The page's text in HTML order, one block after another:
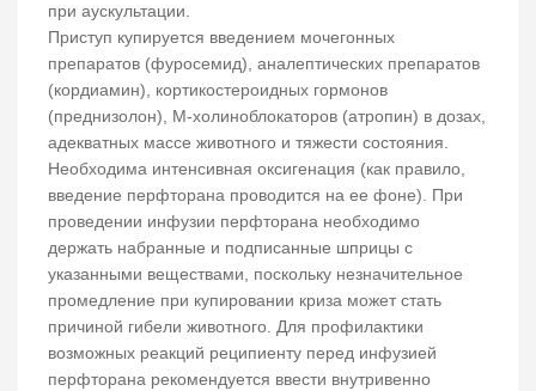
при аускультации.
Приступ купируется введением мочегонных
препаратов (фуросемид), аналептических препаратов
(кордиамин), кортикостероидных гормонов
(преднизолон), М-холиноблокаторов (атропин) в дозах,
адекватных массе животного и тяжести состояния.
Необходима интенсивная оксигенация (как правило,
введение перфторана проводится на ее фоне). При
проведении инфузии перфторана необходимо
держать набранные и подписанные шприцы с
указанными веществами, поскольку незначительное
промедление при купировании криза может стать
причиной гибели животного. Для профилактики
возможных реакций реципиенту перед инфузией
перфторана рекомендуется ввести внутривенно